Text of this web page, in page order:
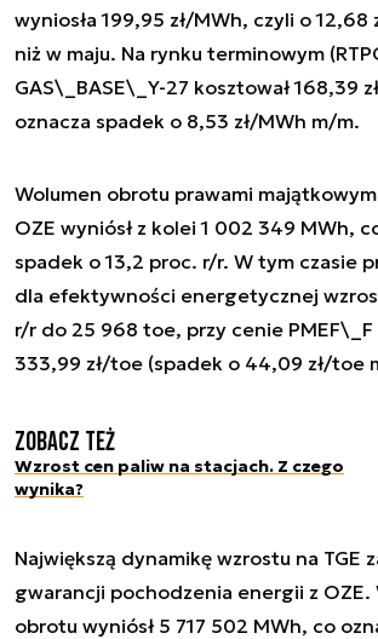
wyniosła 199,95 zł/MWh, czyli o 12,68
niż w maju. Na rynku terminowym
GAS\_BASE\_Y-27 kosztował 168,39
oznacza spadek o 8,53 zł/MWh m/m.
Wolumen obrotu prawami
OZE wyniósł z kolei 1 002 349 MWh,
spadek o 13,2 proc. r/r. W tym czasie
dla efektywności energetycznej
r/r do 25 968 toe, przy cenie PMEF\_F
333,99 zł/toe (spadek o 44,09 zł/toe
Zobacz też
Wzrost cen paliw na stacjach. Z czego
wynika?
Największą dynamikę wzrostu na TGE
gwarancji pochodzenia energii z OZE.
obrotu wyniósł 5 717 502 MWh, co